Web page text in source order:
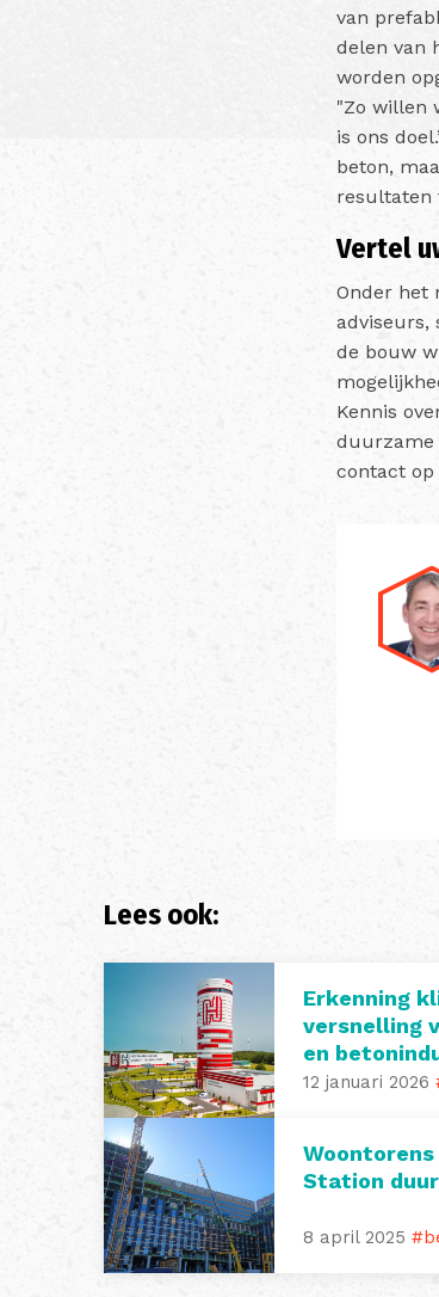
van
delen van
worden
"Zo willen
is ons
beton,
resultaten
Vertel
Onder het
adviseurs,
de bouw
Kennis
duurzame
contact op
Lees ook:
Erkenning
versnelling
en
12 januari 2026
Woontorens
Station
8 april 2025